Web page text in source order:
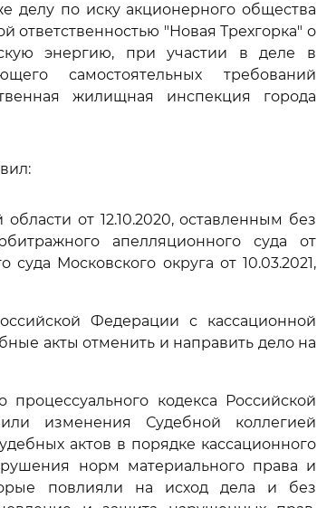
делу по иску акционерного общества
ответственностью "Новая Трехгорка" о
энергию, при участии в деле в
самостоятельных требований
жилищная инспекция города
от 12.10.2020, оставленным без
апелляционного суда от
Московского округа от 10.03.2021,
Федерации с кассационной
акты отменить и направить дело на
процессуального кодекса Российской
изменения Судебной коллегией
актов в порядке кассационного
норм материального права и
повлияли на исход дела и без